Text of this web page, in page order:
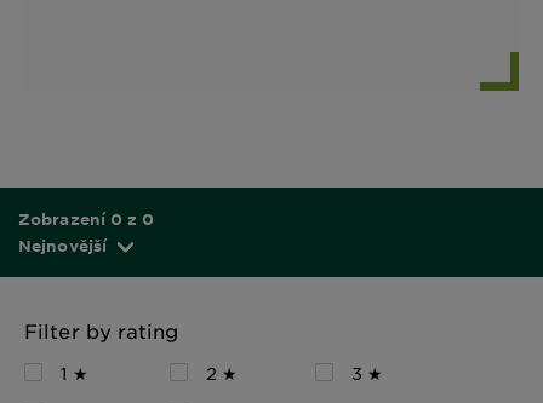
Zobrazení 0 z 0
Nejnovější
Filter by rating
1 ★ 2 ★
3 ★